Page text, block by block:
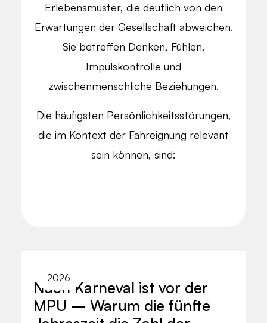
Erlebensmuster, die deutlich von den
Erwartungen der Gesellschaft abweichen.
Sie betreffen Denken, Fühlen,
Impulskontrolle und
zwischenmenschliche Beziehungen.
Die häufigsten Persönlichkeitsstörungen,
die im Kontext der Fahreignung relevant
sein können, sind:
2026
Nach Karneval ist vor der
MPU – Warum die fünfte